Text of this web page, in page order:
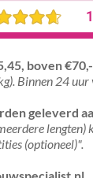
boven
Binnen 24
geleverd
lengten)
(optioneel)".